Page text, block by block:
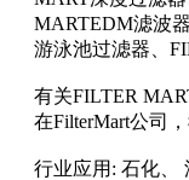
MARTEDM滤波
游泳池过滤器、
有关FILTER
在FilterMart公司
行业应用: 石化、